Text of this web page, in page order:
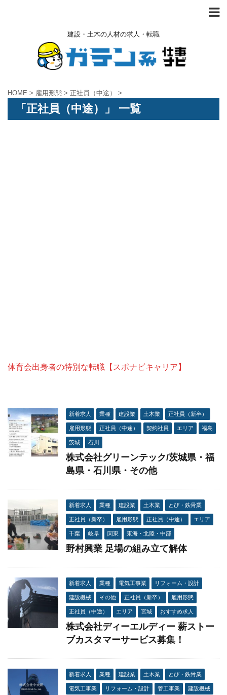
建設・土木の人材の求人・転職
HOME > 雇用形態 > 正社員（中途） >
「正社員（中途）」 一覧
体育会出身者の特別な転職【スポナビキャリア】
新着求人 業種 建設業 土木業 正社員（新卒）
雇用形態 正社員（中途） 契約社員 エリア 福島
茨城 石川
株式会社グリーンテック/茨城県・福
島県・石川県・その他
新着求人 業種 建設業 土木業 とび・鉄骨業
正社員（新卒） 雇用形態 正社員（中途） エリア
千葉 岐阜 関東 東海・北陸・中部
野村興業 足場の組み立て解体
新着求人 業種 電気工事業 リフォーム・設計
建設機械 その他 正社員（新卒） 雇用形態
正社員（中途） エリア 宮城 おすすめ求人
株式会社ディーエルディー 薪ストー
ブカスタマーサービス募集！
新着求人 業種 建設業 土木業 とび・鉄骨業
電気工事業 リフォーム・設計 管工事業 建設機械